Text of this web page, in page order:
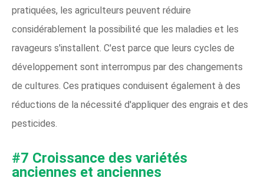
pratiquées, les agriculteurs peuvent réduire
considérablement la possibilité que les maladies et les
ravageurs s'installent. C'est parce que leurs cycles de
développement sont interrompus par des changements
de cultures. Ces pratiques conduisent également à des
réductions de la nécessité d'appliquer des engrais et des
pesticides.
#7 Croissance des variétés
anciennes et anciennes